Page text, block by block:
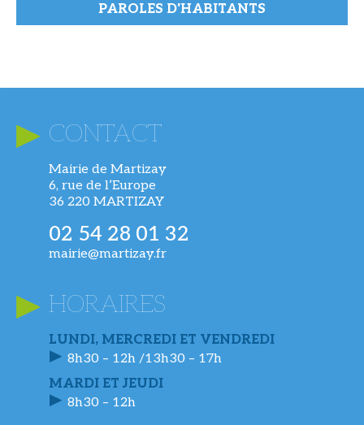
PAROLES D'HABITANTS
CONTACT
Mairie de Martizay
6, rue de l’Europe
36 220 MARTIZAY
02 54 28 01 32
mairie@martizay.fr
HORAIRES
LUNDI, MERCREDI ET VENDREDI
8h30 – 12h /13h30 – 17h
MARDI ET JEUDI
8h30 – 12h